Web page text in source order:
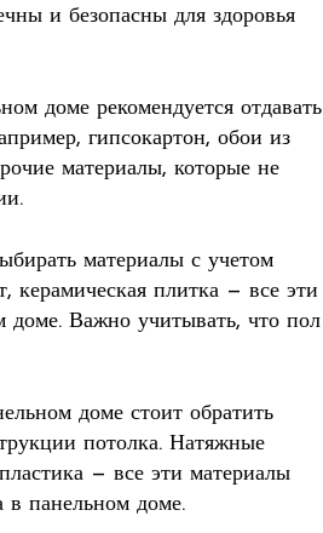
и безопасны для здоровья
доме рекомендуется отдавать
гипсокартон, обои из
материалы, которые не
материалы с учетом
керамическая плитка — все эти
доме. Важно учитывать, что пол
доме стоит обратить
потолка. Натяжные
— все эти материалы
в панельном доме.